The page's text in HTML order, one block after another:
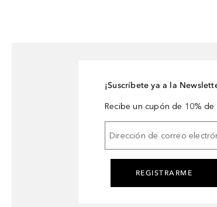
¡Suscríbete ya a la
Recibe un cupón de 10%
Dirección de correo
REGISTRARME